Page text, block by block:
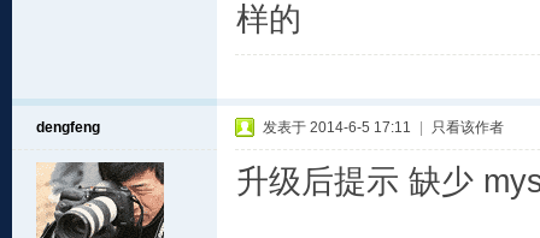
样的
dengfeng 发表于 2014-6-5 17:11 只看该作者
升级后提示 缺少